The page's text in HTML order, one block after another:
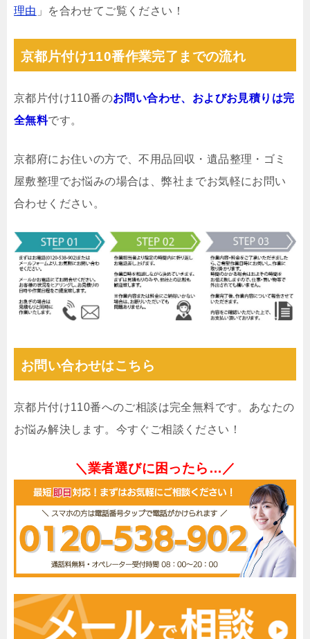
理由 」を合わせてご覧ください！
京都片付け110番作業完了までの流れ
京都片付け110番のお問い合わせ、およびお見積りは完
全無料です。
京都府にお住いの方で、不用品回収・遺品整理・ゴミ
屋敷整理でお悩みの場合は、弊社までお気軽にお問い
合わせください。
お問い合わせはこちら
京都片付け110番へのご相談は完全無料です。あなたの
お悩み解決します。今すぐご相談ください！
＼業者選びに困ったら…／